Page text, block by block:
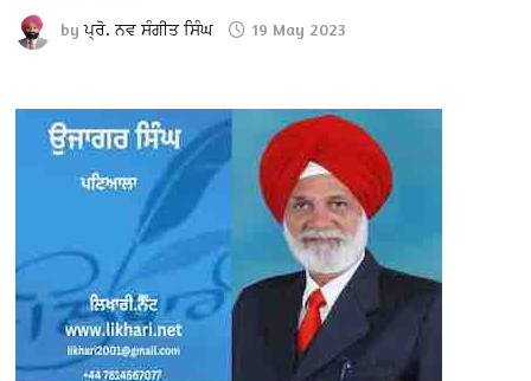
byਪ੍ਰੋ. ਨਵ ਸੰਗੀਤ ਸਿੰਘ 19 May 2023